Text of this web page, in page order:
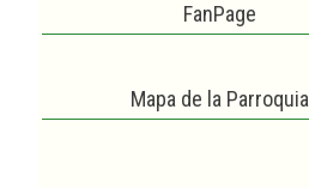
FanPage
Mapa de la Parroquia